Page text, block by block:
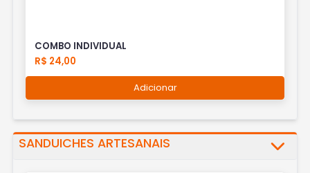
COMBO INDIVIDUAL
R$ 24,00
Adicionar
SANDUICHES ARTESANAIS